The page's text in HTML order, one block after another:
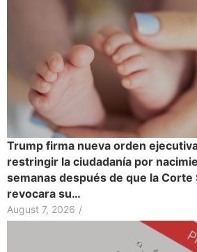
Trump firma nueva orden
restringir la ciudadanía por
semanas después de que la Corte
revocara su…
August 7, 2026 /